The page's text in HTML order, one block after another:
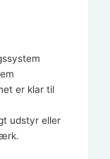
er klar til
udstyr eller